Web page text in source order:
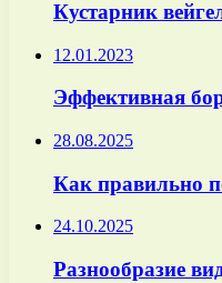
Кустарник
12.01.2023
Эффективная
28.08.2025
Как правильно
24.10.2025
Разнообразие